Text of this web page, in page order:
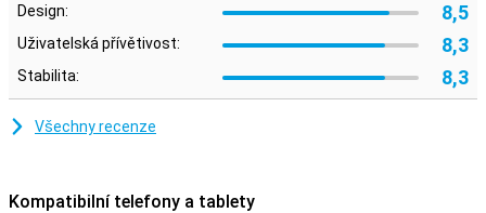
Design: 8,5
Uživatelská přívětivost: 8,3
Stabilita: 8,3
Všechny recenze
Kompatibilní telefony a tablety